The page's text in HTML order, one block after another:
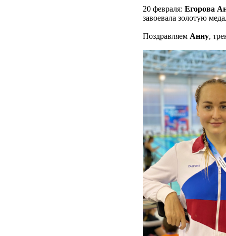
20 февраля: Егорова
завоевала золотую
Поздравляем Анну,